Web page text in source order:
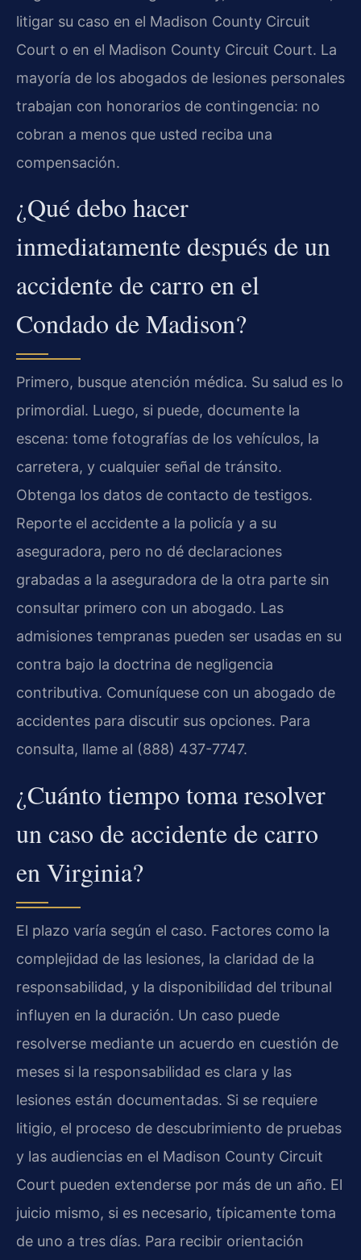
litigar su caso en el Madison County Circuit
Court o en el Madison County Circuit Court. La
mayoría de los abogados de lesiones personales
trabajan con honorarios de contingencia: no
cobran a menos que usted reciba una
compensación.
¿Qué debo hacer
inmediatamente después de un
accidente de carro en el
Condado de Madison?
Primero, busque atención médica. Su salud es lo
primordial. Luego, si puede, documente la
escena: tome fotografías de los vehículos, la
carretera, y cualquier señal de tránsito.
Obtenga los datos de contacto de testigos.
Reporte el accidente a la policía y a su
aseguradora, pero no dé declaraciones
grabadas a la aseguradora de la otra parte sin
consultar primero con un abogado. Las
admisiones tempranas pueden ser usadas en su
contra bajo la doctrina de negligencia
contributiva. Comuníquese con un abogado de
accidentes para discutir sus opciones. Para
consulta, llame al (888) 437-7747.
¿Cuánto tiempo toma resolver
un caso de accidente de carro
en Virginia?
El plazo varía según el caso. Factores como la
complejidad de las lesiones, la claridad de la
responsabilidad, y la disponibilidad del tribunal
influyen en la duración. Un caso puede
resolverse mediante un acuerdo en cuestión de
meses si la responsabilidad es clara y las
lesiones están documentadas. Si se requiere
litigio, el proceso de descubrimiento de pruebas
y las audiencias en el Madison County Circuit
Court pueden extenderse por más de un año. El
juicio mismo, si es necesario, típicamente toma
de uno a tres días. Para recibir orientación